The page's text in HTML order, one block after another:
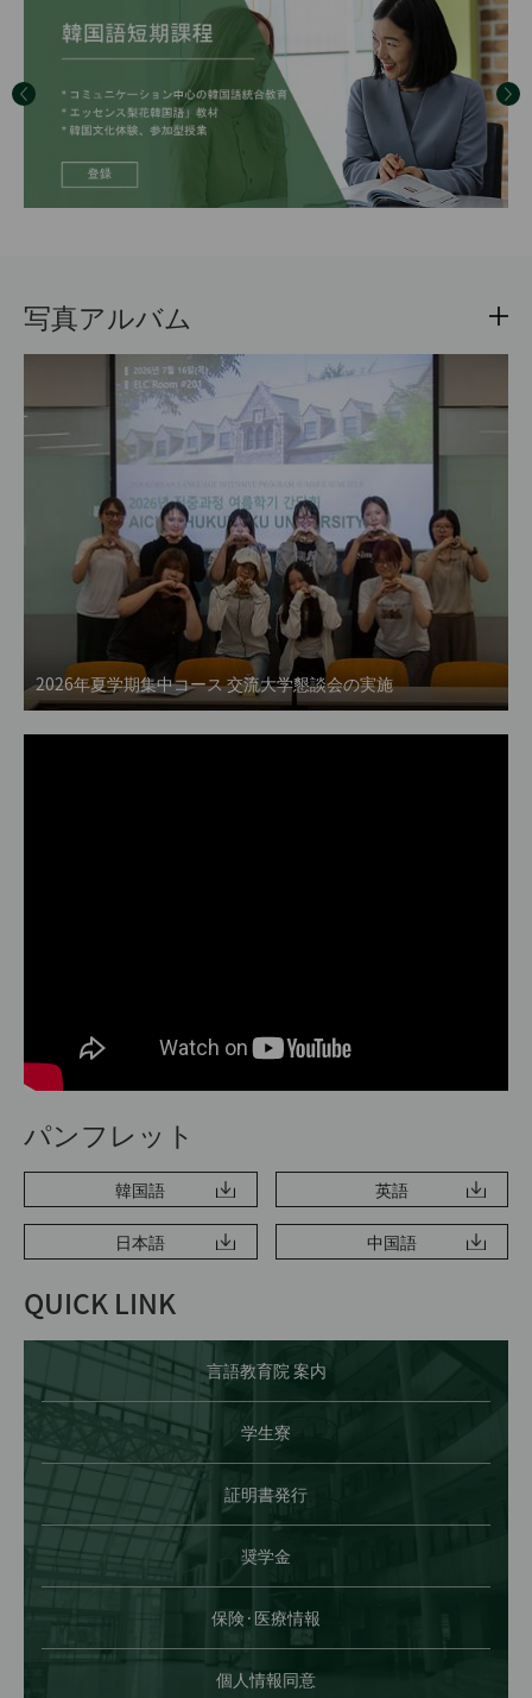
写真アルバム
2026年夏学期集中コース 交流大学懇談会の実施
パンフレット
韓国語 英語
日本語 中国語
QUICK LINK
言語教育院 案内
学生寮
証明書発行
奨学金
保険·医療情報
個人情報同意